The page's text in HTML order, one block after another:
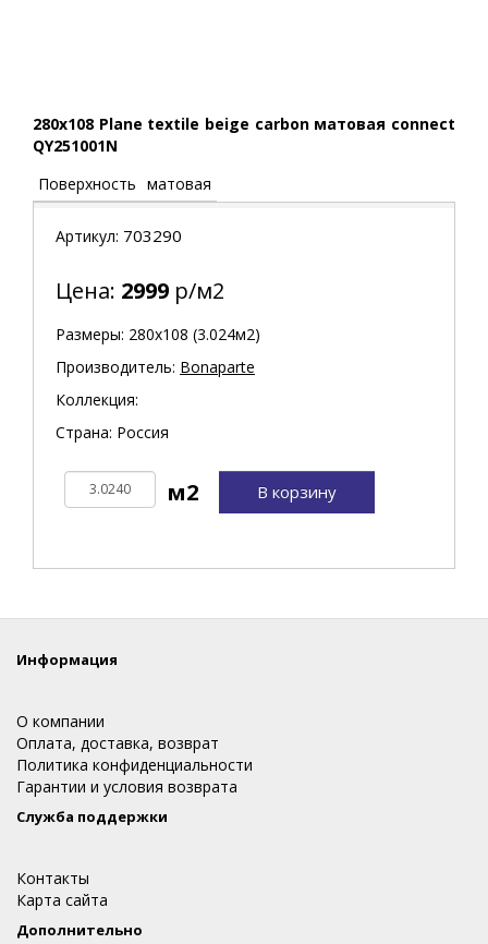
280x108 Plane textile beige carbon матовая connect
QY251001N
Поверхность матовая
Артикул: 703290
Цена: 2999 р/м2
Размеры: 280х108 (3.024м2)
Производитель: Bonaparte
Коллекция:
Страна: Россия
В корзину
Информация
О компании
Оплата, доставка, возврат
Политика конфиденциальности
Гарантии и условия возврата
Служба поддержки
Контакты
Карта сайта
Дополнительно